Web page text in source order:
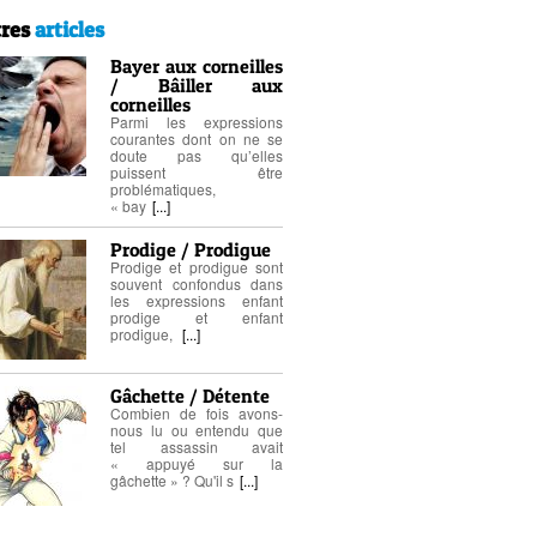
articles
Bayer aux corneilles
/ Bâiller aux
corneilles
Parmi les expressions
courantes dont on ne se
doute pas qu’elles
puissent être
problématiques,
« bay [...]
Prodige / Prodigue
Prodige et prodigue sont
souvent confondus dans
les expressions enfant
prodige et enfant
prodigue, [...]
Gâchette / Détente
Combien de fois avons-
nous lu ou entendu que
tel assassin avait
« appuyé sur la
gâchette » ? Qu'il s [...]